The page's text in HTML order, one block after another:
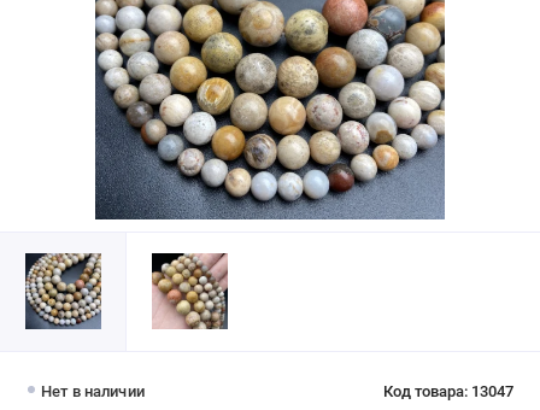
Нет в наличии Код товара: 13047